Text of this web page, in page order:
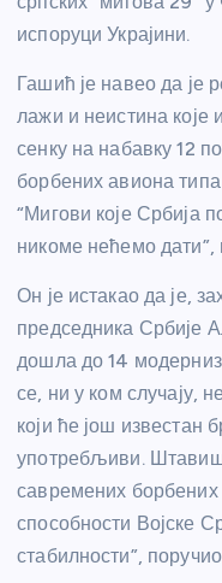
испоруци Украјини.
Гашић је навео да је
лажи и неистина
сенку на набавку 12
борбених авиона
“Мигови које Србија
никоме нећемо дати”,
Он је истакао да је,
председника Србије
дошла до 14
се, ни у ком случају,
који ће још известан
употребљиви.
савремених
способности Војске
стабилности”,